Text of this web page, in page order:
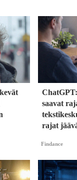
saavat
rajat
Findance